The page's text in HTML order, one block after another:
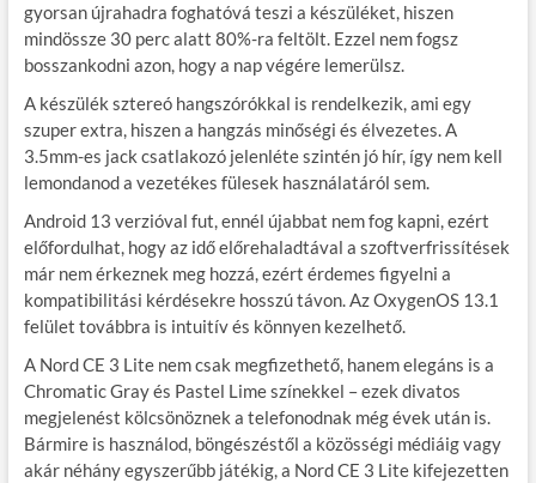
gyorsan újrahadra foghatóvá teszi a készüléket, hiszen
mindössze 30 perc alatt 80%-ra feltölt. Ezzel nem fogsz
bosszankodni azon, hogy a nap végére lemerülsz.
A készülék sztereó hangszórókkal is rendelkezik, ami egy
szuper extra, hiszen a hangzás minőségi és élvezetes. A
3.5mm-es jack csatlakozó jelenléte szintén jó hír, így nem kell
lemondanod a vezetékes fülesek használatáról sem.
Android 13 verzióval fut, ennél újabbat nem fog kapni, ezért
előfordulhat, hogy az idő előrehaladtával a szoftverfrissítések
már nem érkeznek meg hozzá, ezért érdemes figyelni a
kompatibilitási kérdésekre hosszú távon. Az OxygenOS 13.1
felület továbbra is intuitív és könnyen kezelhető.
A Nord CE 3 Lite nem csak megfizethető, hanem elegáns is a
Chromatic Gray és Pastel Lime színekkel – ezek divatos
megjelenést kölcsönöznek a telefonodnak még évek után is.
Bármire is használod, böngészéstől a közösségi médiáig vagy
akár néhány egyszerűbb játékig, a Nord CE 3 Lite kifejezetten